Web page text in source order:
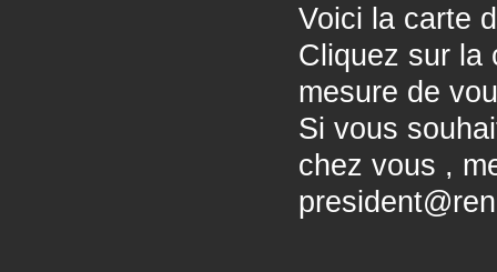
Voici la carte
Cliquez sur la
mesure de
Si vous
chez vous ,